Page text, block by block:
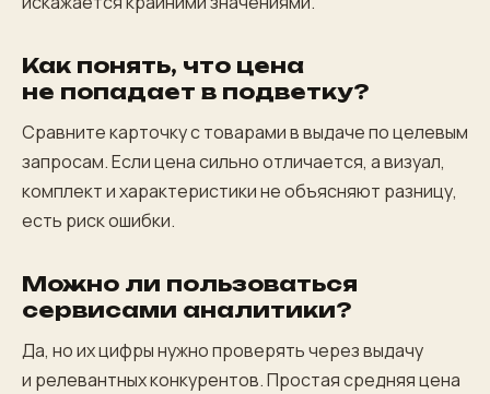
Как понять, что цена
не попадает в подветку?
Сравните карточку с товарами в выдаче по целевым
запросам. Если цена сильно отличается, а визуал,
комплект и характеристики не объясняют разницу,
есть риск ошибки.
Можно ли пользоваться
сервисами аналитики?
Да, но их цифры нужно проверять через выдачу
и релевантных конкурентов. Простая средняя цена